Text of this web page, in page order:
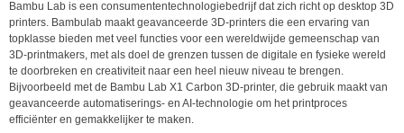
Bambu Lab is een consumententechnologiebedrijf dat zich richt op desktop 3D
printers. Bambulab maakt geavanceerde 3D-printers die een ervaring van
topklasse bieden met veel functies voor een wereldwijde gemeenschap van
3D-printmakers, met als doel de grenzen tussen de digitale en fysieke wereld
te doorbreken en creativiteit naar een heel nieuw niveau te brengen.
Bijvoorbeeld met de Bambu Lab X1 Carbon 3D-printer, die gebruik maakt van
geavanceerde automatiserings- en AI-technologie om het printproces
efficiënter en gemakkelijker te maken.